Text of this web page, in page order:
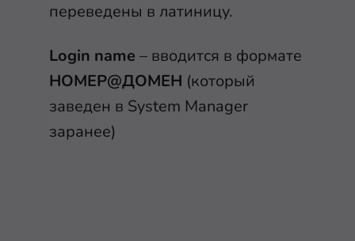
переведены в латиницу.
Login name – вводится в формате
НОМЕР@ДОМЕН (который
заведен в System Manager
заранее)